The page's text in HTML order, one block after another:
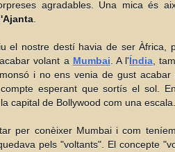
agradables. Una mica és
el nostre destí havia de ser
volant a Mumbai . A l'Índia ,
i no ens venia de gust
esperant que sortís el sol.
capital de Bollywood com una escala.
per conèixer Mumbai i com
pels "voltants". El concepte